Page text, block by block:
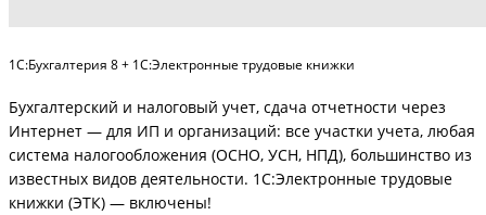
1С:Бухгалтерия 8 + 1С:Электронные трудовые книжки
Бухгалтерский и налоговый учет, сдача отчетности через
Интернет — для ИП и организаций: все участки учета, любая
система налогообложения (ОСНО, УСН, НПД), большинство из
известных видов деятельности. 1С:Электронные трудовые
книжки (ЭТК) — включены!